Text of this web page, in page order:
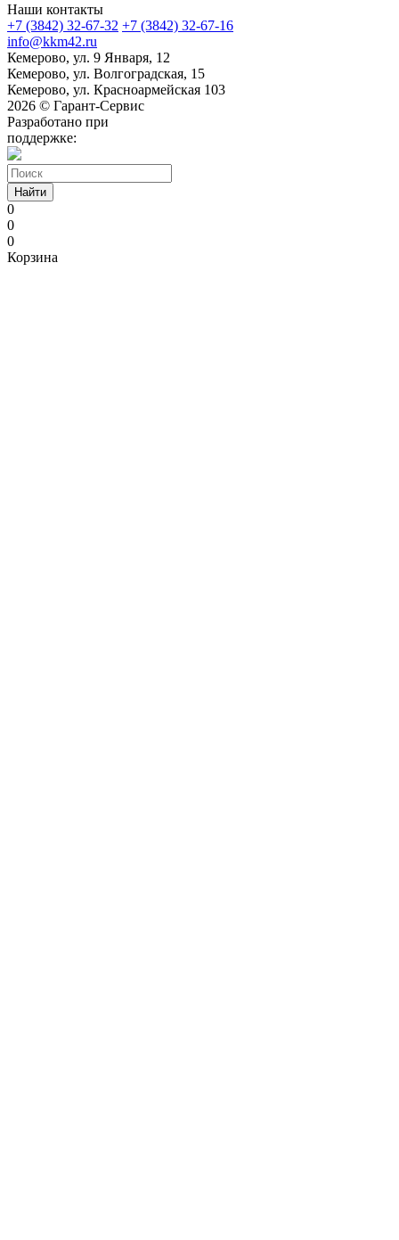
Наши контакты
+7 (3842) 32-67-32 +7 (3842) 32-67-16
info@kkm42.ru
Кемерово, ул. 9 Января, 12
Кемерово, ул. Волгоградская, 15
Кемерово, ул. Красноармейская 103
2026 © Гарант-Сервис
Разработано при
поддержке:
Найти
0
0
0
Корзина